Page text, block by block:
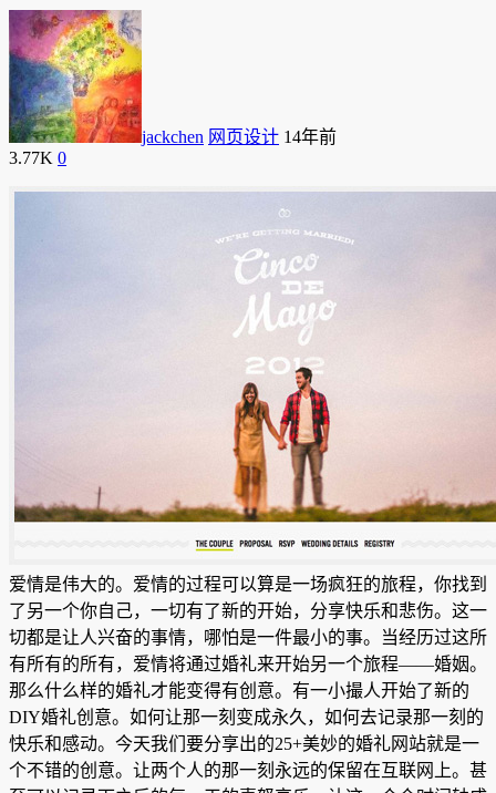
jackchen 网页设计 14年前
3.77K 0
爱情是伟大的。爱情的过程可以算是一场疯狂的旅程，你找到
了另一个你自己，一切有了新的开始，分享快乐和悲伤。这一
切都是让人兴奋的事情，哪怕是一件最小的事。当经历过这所
有所有的所有，爱情将通过婚礼来开始另一个旅程——婚姻。
那么什么样的婚礼才能变得有创意。有一小撮人开始了新的
DIY婚礼创意。如何让那一刻变成永久 ，如何去记录那一刻的
快乐和感动。今天我们要分享出的25+美妙的婚礼网站就是一
个不错的创意。让两个人的那一刻永远的保留在互联网上。甚